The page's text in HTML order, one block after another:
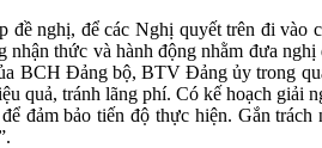
để các Nghị quyết trên đi vào
thức và hành động nhằm đưa
BCH Đảng bộ, BTV Đảng ủy trong
quả, tránh lãng phí. Có kế hoạch giải
đảm bảo tiến độ thực hiện. Gắn